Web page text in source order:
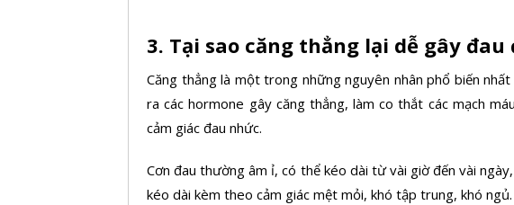
3. Tại sao căng thẳng lại dễ gây đau
Căng thẳng là một trong những nguyên nhân phổ biến
ra các hormone gây căng thẳng, làm co thắt các mạch
cảm giác đau nhức.
Cơn đau thường âm ỉ, có thể kéo dài từ vài giờ đến vài
kéo dài kèm theo cảm giác mệt mỏi, khó tập trung, khó ngủ.